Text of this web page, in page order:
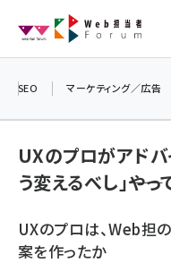
ン
ai (2818)
SEO マーケティング／広告
UXのプロがアドバ
う変えるべし」――や
UXのプロは、Web担
案を作ったか